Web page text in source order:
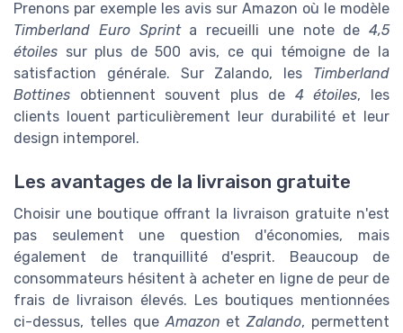
Prenons par exemple les avis sur Amazon où le modèle
Timberland Euro Sprinta recueilli une note de 4,5
étoiles sur plus de 500 avis, ce qui témoigne de la
satisfaction générale. Sur Zalando, les Timberland
Bottines obtiennent souvent plus de 4 étoiles, les
clients louent particulièrement leur durabilité et leur
design intemporel.
Les avantages de la livraison gratuite
Choisir une boutique offrant la livraison gratuite n'est
pas seulement une question d'économies, mais
également de tranquillité d'esprit. Beaucoup de
consommateurs hésitent à acheter en ligne de peur de
frais de livraison élevés. Les boutiques mentionnées
ci-dessus, telles queAmazon etZalando, permettent